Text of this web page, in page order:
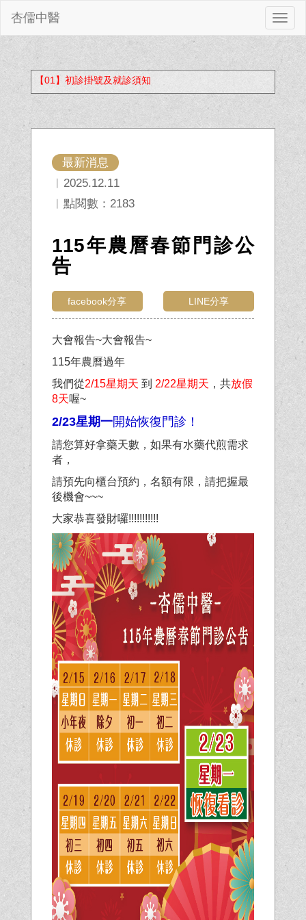
切
換
杏儒中醫
【01】初診掛號及就診須知
最新消息
︱2025.12.11
︱點閱數：2183
115年農曆春節門診公
告
facebook分享 LINE分享
大會報告~大會報告~
115年農曆過年
我們從2/15星期天 到 2/22星期天 ，共放假
8天喔~
2/23星期一開始恢復門診！
請您算好拿藥天數，如果有水藥代煎需求
者，
請預先向櫃台預約，名額有限，請把握最
後機會~~~
大家恭喜發財囉!!!!!!!!!!!